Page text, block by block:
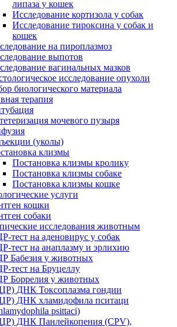
липаза у кошек
Исследование кортизола у собак
Исследование тироксина у собак и
кошек
на пироплазмоз
выпотов
вагинальных мазков
исследование опухоли
биологического материала
терапия
мочевого пузыря
(уколы)
клизмы
Постановка клизмы кролику
Постановка клизмы собаке
Постановка клизмы кошке
услуги
кошки
собаки
исследования животным
тест на аденовирус у собак
тест на анаплазму и эрлихию
Бабезия у животных
тест на Бруцеллу
Боррелия у животных
ДНК Токсоплазма гондии
ДНК хламидофила пситаци
psittaci)
ДНК Панлейкопения (CPV),